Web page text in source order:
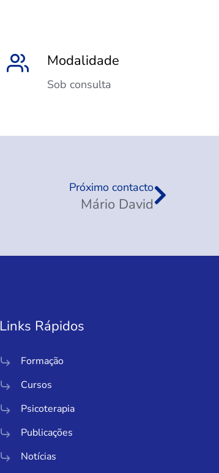
Modalidade
Sob consulta
Próximo contacto
Mário David
Links Rápidos
Formação
Cursos
Psicoterapia
Publicações
Notícias